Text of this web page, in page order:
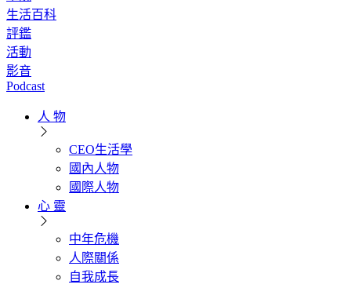
生活百科
評鑑
活動
影音
Podcast
人 物
CEO生活學
國內人物
國際人物
心 靈
中年危機
人際關係
自我成長